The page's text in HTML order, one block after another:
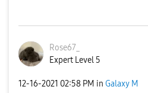
Rose67_
Expert Level 5
‎12-16-2021 02:58 PM in Galaxy M